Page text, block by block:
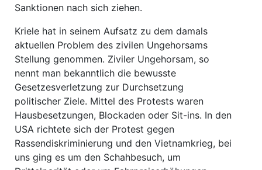
Sanktionen nach sich ziehen.
Kriele hat in seinem Aufsatz zu dem damals
aktuellen Problem des zivilen Ungehorsams
Stellung genommen. Ziviler Ungehorsam, so
nennt man bekanntlich die bewusste
Gesetzesverletzung zur Durchsetzung
politischer Ziele. Mittel des Protests waren
Hausbesetzungen, Blockaden oder Sit-ins. In den
USA richtete sich der Protest gegen
Rassendiskriminierung und den Vietnamkrieg, bei
uns ging es um den Schahbesuch, um